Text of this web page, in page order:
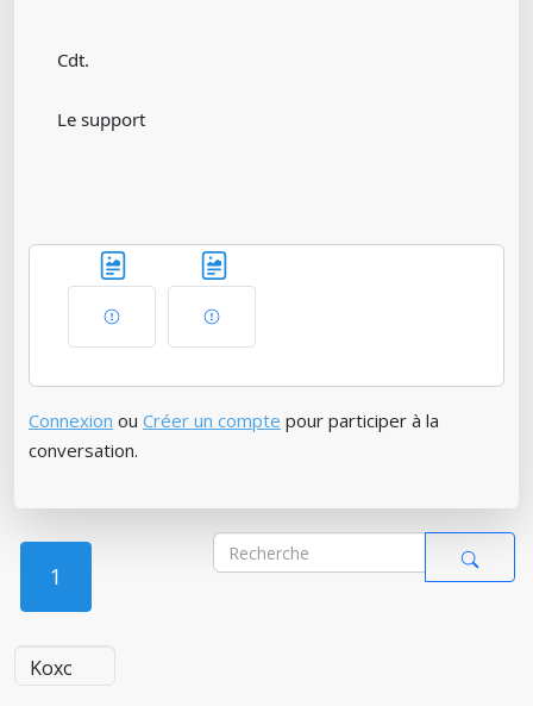
Cdt.
Le support
Connexion ou Créer un compte pour participer à la
conversation.
1